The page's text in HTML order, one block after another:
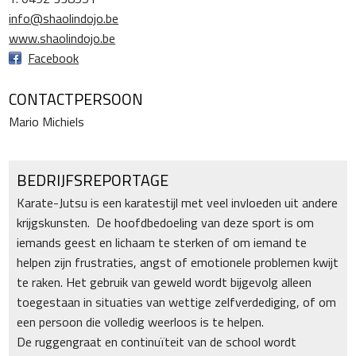
info@shaolindojo.be
www.shaolindojo.be
Facebook
CONTACTPERSOON
Mario Michiels
BEDRIJFSREPORTAGE
Karate-Jutsu is een karatestijl met veel invloeden uit andere
krijgskunsten. De hoofdbedoeling van deze sport is om
iemands geest en lichaam te sterken of om iemand te
helpen zijn frustraties, angst of emotionele problemen kwijt
te raken. Het gebruik van geweld wordt bijgevolg alleen
toegestaan in situaties van wettige zelfverdediging, of om
een persoon die volledig weerloos is te helpen.
De ruggengraat en continuïteit van de school wordt